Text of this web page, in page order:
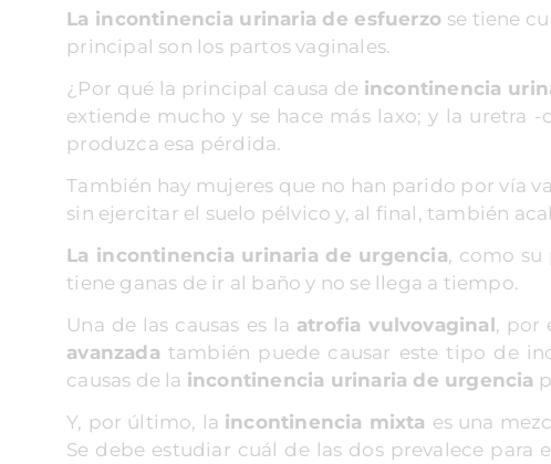
La incontinencia urinaria de esfuerzo se tiene
principal son los partos vaginales.
¿Por qué la principal causa de incontinencia
extiende mucho y se hace más laxo; y la uretra
produzca esa pérdida.
También hay mujeres que no han parido por vía
sin ejercitar el suelo pélvico y, al final, también
La incontinencia urinaria de urgencia, como su
tiene ganas de ir al baño y no se llega a tiempo.
Una de las causas es la atrofia vulvovaginal, por
avanzada también puede causar este tipo de
causas de la incontinencia urinaria de urgencia
Y, por último, la incontinencia mixta es una
Se debe estudiar cuál de las dos prevalece para